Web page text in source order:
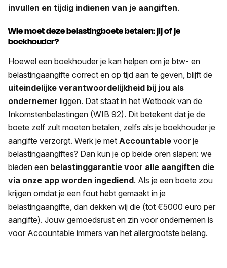
invullen en tijdig indienen van je aangiften.
Wie moet deze belastingboete betalen: jij of je
boekhouder?
Hoewel een boekhouder je kan helpen om je btw- en
belastingaangifte correct en op tijd aan te geven, blijft de
uiteindelijke verantwoordelijkheid bij jou als
ondernemer liggen. Dat staat in het Wetboek van de
Inkomstenbelastingen (WIB 92). Dit betekent dat je de
boete zelf zult moeten betalen, zelfs als je boekhouder je
aangifte verzorgt. Werk je met Accountable voor je
belastingaangiftes? Dan kun je op beide oren slapen: we
bieden een belastinggarantie voor alle aangiften die
via onze app worden ingediend. Als je een boete zou
krijgen omdat je een fout hebt gemaakt in je
belastingaangifte, dan dekken wij die (tot €5000 euro per
aangifte). Jouw gemoedsrust en zin voor ondernemen is
voor Accountable immers van het allergrootste belang.